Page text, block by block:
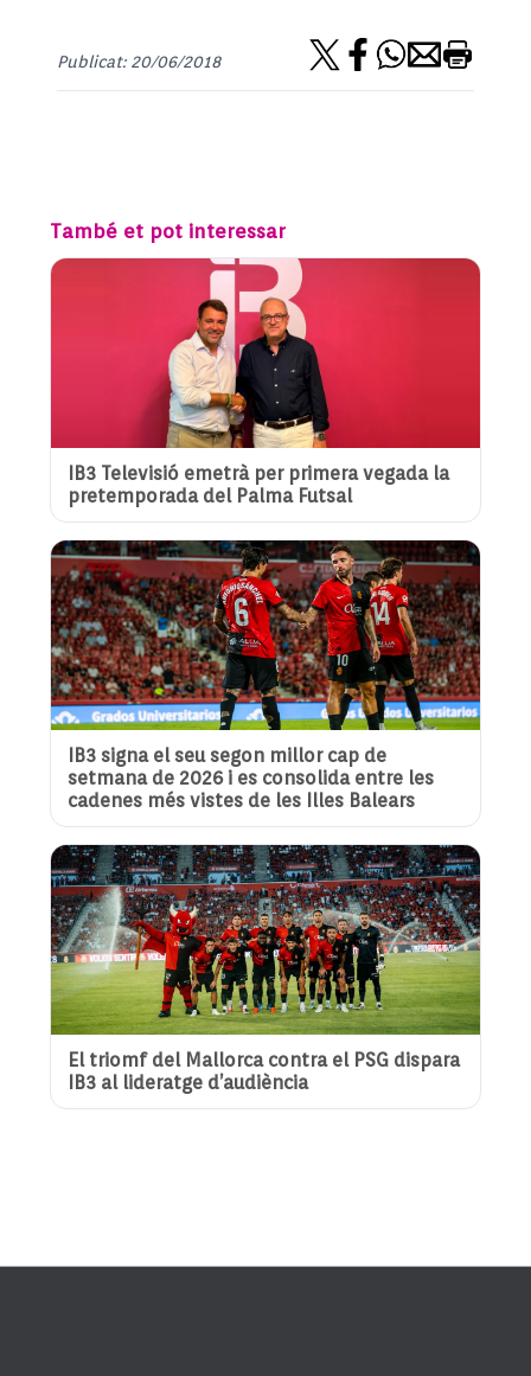
Publicat: 20/06/2018
També et pot interessar
IB3 Televisió emetrà per primera vegada la
pretemporada del Palma Futsal
IB3 signa el seu segon millor cap de
setmana de 2026 i es consolida entre les
cadenes més vistes de les Illes Balears
El triomf del Mallorca contra el PSG dispara
IB3 al lideratge d’audiència